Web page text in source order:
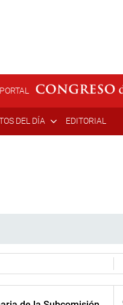
PORTAL
DEL DÍA EDITORIAL